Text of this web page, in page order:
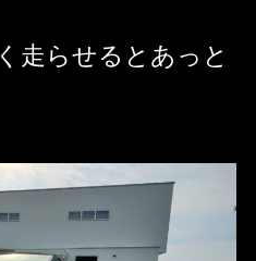
走らせるとあっと